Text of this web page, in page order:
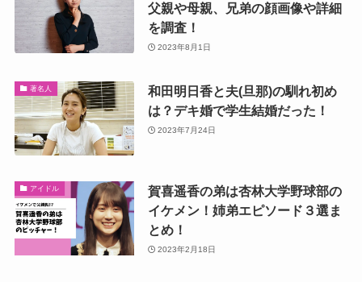
父親や母親、兄弟の顔画像や詳細
を調査！
2023年8月1日
著名人
和田明日香と夫(旦那)の馴れ初め
は？デキ婚で学生結婚だった！
2023年7月24日
アイドル
賀喜遥香の弟は杏林大学野球部の
イケメン！姉弟エピソード３選ま
とめ！
2023年2月18日